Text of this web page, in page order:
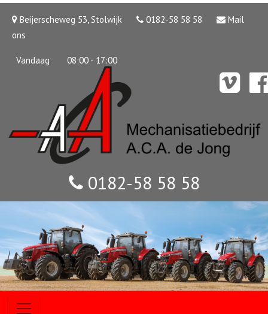
Beijerscheweg 53, Stolwijk 0182-58 58 58
Mail
ons
Vandaag 08:00 - 17:00
0182-58 58 58